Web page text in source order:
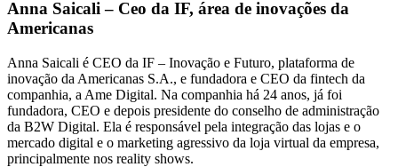
Anna Saicali – Ceo da IF, área de inovações da
Americanas
Anna Saicali é CEO da IF – Inovação e Futuro, plataforma de
inovação da Americanas S.A., e fundadora e CEO da fintech da
companhia, a Ame Digital. Na companhia há 24 anos, já foi
fundadora, CEO e depois presidente do conselho de administração
da B2W Digital. Ela é responsável pela integração das lojas e o
mercado digital e o marketing agressivo da loja virtual da empresa,
principalmente nos reality shows.